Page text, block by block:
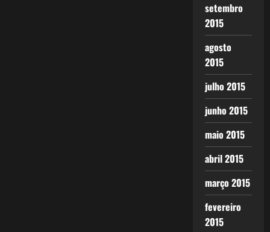
setembro
2015
agosto
2015
julho 2015
junho 2015
maio 2015
abril 2015
março 2015
fevereiro
2015